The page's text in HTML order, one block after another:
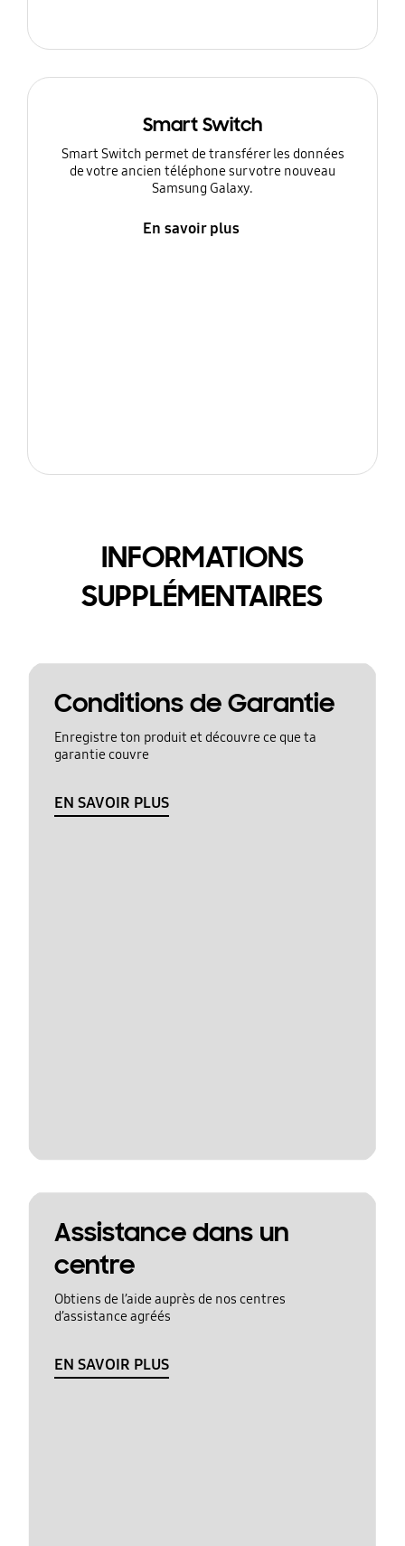
Smart Switch
Smart Switch permet de transférer les données
de votre ancien téléphone sur votre nouveau
Samsung Galaxy.
En savoir plus
INFORMATIONS
SUPPLÉMENTAIRES
Conditions de Garantie
Enregistre ton produit et découvre ce que ta
garantie couvre
EN SAVOIR PLUS
Assistance dans un
centre
Obtiens de l’aide auprès de nos centres
d’assistance agréés
EN SAVOIR PLUS